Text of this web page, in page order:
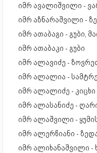
იმრ ავალიშვილი -
იმრ აზნარაშვილი -
იმრ ათაბაგი - გუბი,
იმრ ათაბაკი - გუბი
იმრ ალავიძე -
იმრ ალალია -
იმრ ალალიძე - კიცხი
იმრ ალასანიძე -
იმრ ალაშვილი -
იმრ ალერწიანი -
იმრ ალიხანაშვილი -